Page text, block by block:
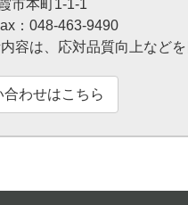
市本町1-1-1
：048-463-9490
容は、応対品質向上などを
合わせはこちら